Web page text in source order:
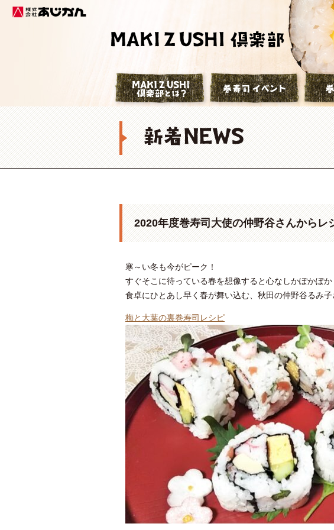
株式会社あじかん
巻寿司倶楽部とは？ 巻寿
2020年度巻寿司大使の仲野谷さんからレ
寒～い冬も今がピーク！
すぐそこに待っている春を想像すると心なしかぽかぽか
食卓にひとあし早く春が舞い込む、秋田の仲野谷るみ子
梅と大葉の裏巻寿司レシピ